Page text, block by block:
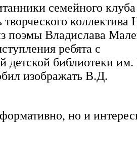
семейного клуба
коллектива
поэмы Владислава
ребята с
детской библиотеки
изображать В.Д.
но и